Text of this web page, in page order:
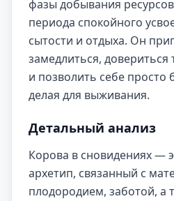
фазы добывания
периода спокойного
сытости и отдыха. Он
замедлиться,
и позволить себе просто
делая для выживания.
Детальный анализ
Корова в сновидениях —
архетип, связанный с
плодородием, заботой, а